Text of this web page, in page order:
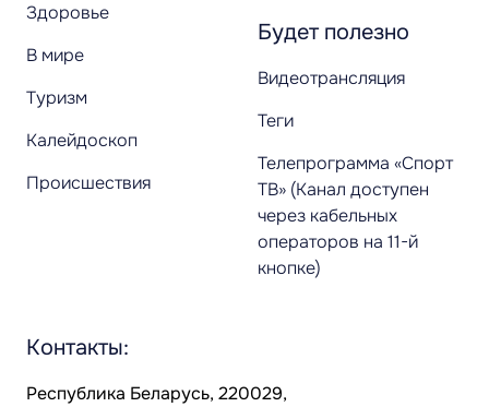
Здоровье
В мире
Туризм
Калейдоскоп
Происшествия
Будет полезно
Видеотрансляция
Теги
Телепрограмма «Спорт
ТВ» (Канал доступен
через кабельных
операторов на 11-й
кнопке)
Контакты:
Республика Беларусь, 220029,